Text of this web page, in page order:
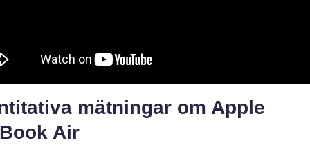
mätningar om Apple
Air